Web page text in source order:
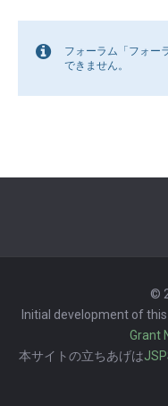
フォーラム「フォー
できません。
©
Initial development of
Grant
本サイトの立ちあげは